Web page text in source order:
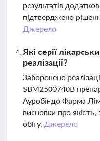
результатів
підтверджено
Джерело
Які серії
реалізації?
Заборонено
SBM2500740B
Ауробіндо Фарма
висновки про якість,
обігу. Джерело